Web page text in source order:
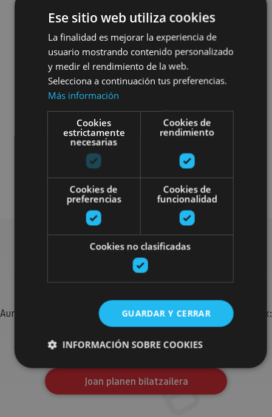
Localidades Camino de Santiago
Visitas guiadas
Bilatu plan gehiago
Aurkitu zure bidaia Nafarroan osatzeko planak eta iradokizunak:
jarduera antolatuak, bisitak eta agendaren ekitaldi
garrantzitsuenak.
Joan planen bilatzailera
Ese sitio web utiliza cookies
La finalidad es mejorar la experiencia de
usuario mostrando contenido personalizado
y medir el rendimiento de la web.
Selecciona a continuación tus preferencias.
Más información
Cookies
estrictamente
necesarias
Cookies de
rendimiento
Cookies de
preferencias
Cookies de
funcionalidad
Cookies no clasificadas
GUARDAR Y CERRAR
INFORMACIÓN SOBRE COOKIES
Cookies estrictamente necesarias